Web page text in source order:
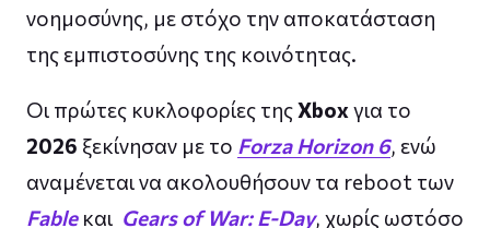
νοημοσύνης, με στόχο την αποκατάσταση
της εμπιστοσύνης της κοινότητας.
Οι πρώτες κυκλοφορίες τηςXbox για το
2026 ξεκίνησαν με το Forza Horizon 6, ενώ
αναμένεται να ακολουθήσουν τα reboot των
Fableκαι Gears of War: E-Day, χωρίς ωστόσο